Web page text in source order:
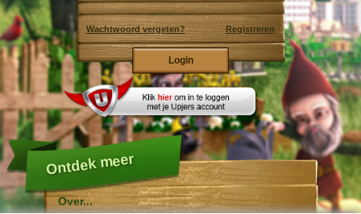
Wachtwoord vergeten? Registreren
Ontdek meer
Over...